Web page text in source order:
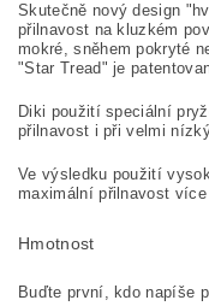
Skutečně nový design
přilnavost na kluzkém
mokré, sněhem pokryté
"Star Tread" je
Diki použití speciální
přilnavost i při velmi
Ve výsledku použití
maximální přilnavost více
Hmotnost
Buďte první, kdo napíše